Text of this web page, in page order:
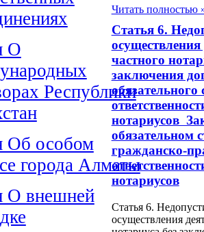
О
Республики
Об особом
города Алматы
О внешней
Читать полностью
Статья 6.
осуществления
частного
заключения
обязательного
нотариусов
обязательном
гражданско-
нотариусов
Статья 6.
осуществления